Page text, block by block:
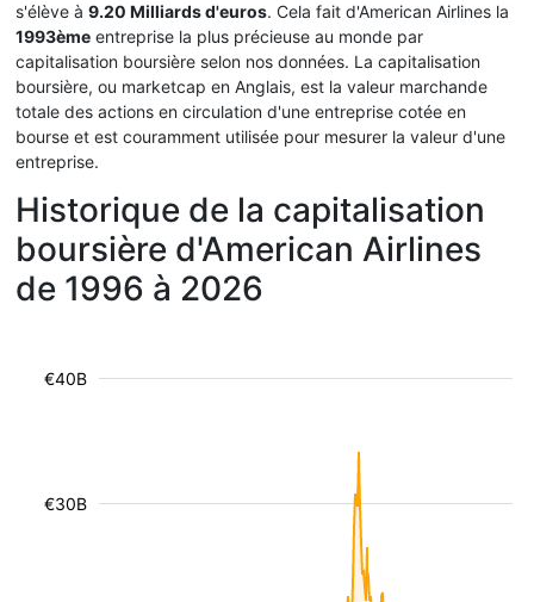
s'élève à 9.20 Milliards d'euros. Cela fait d'American Airlines la
1993ème entreprise la plus précieuse au monde par
capitalisation boursière selon nos données. La capitalisation
boursière, ou marketcap en Anglais, est la valeur marchande
totale des actions en circulation d'une entreprise cotée en
bourse et est couramment utilisée pour mesurer la valeur d'une
entreprise.
Historique de la capitalisation
boursière d'American Airlines
de 1996 à 2026
€30B
€40B